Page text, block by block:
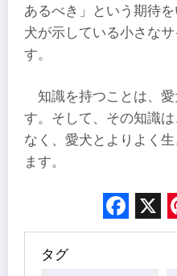
あるべき」という期待
犬が示している小さな
す。
知識を持つことは、
す。そして、その知識
なく、愛犬とよりよく
ます。
X
タグ